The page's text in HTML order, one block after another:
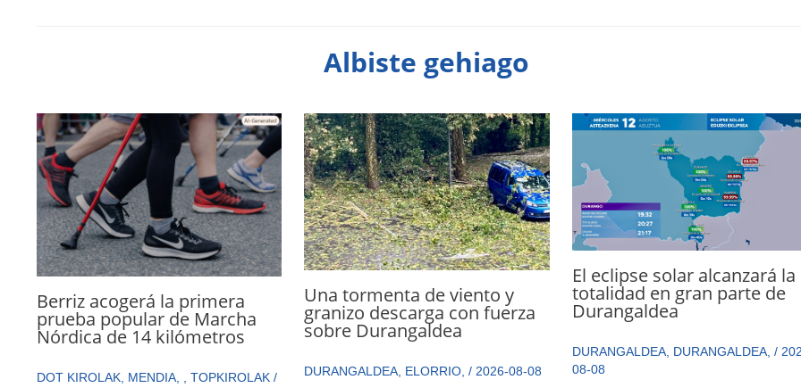
Albiste gehiago
Berriz acogerá la primera
prueba popular de Marcha
Nórdica de 14 kilómetros
DOT KIROLAK, MENDIA, TOPKIROLAK/
Una tormenta de viento y
granizo descarga con fuerza
sobre Durangaldea
DURANGALDEA, ELORRIO,/2026-08-08
El eclipse solar alcanzará la
totalidad en gran parte de
Durangaldea
DURANGALDEA, DURANGALDEA, /
08-08